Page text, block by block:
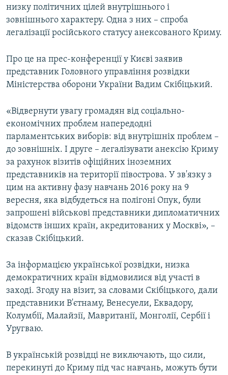
СПЕЦПРОЕКТИ
ДЕПОРТАЦІЯ
СВІДЧЕННЯ ОКУПАЦІЇ
УКРАЇНСЬКА ПРОБЛЕМА КРИМУ
ЯК ОБІЙТИ БЛОКУВАННЯ
Qırımtatar
Усі сайти RFE/RL
низку політичних цілей внутрішнього і
зовнішнього характеру. Одна з них – спроба
легалізації російського статусу анексованого Криму.
Про це на прес-конференції у Києві заявив
представник Головного управління розвідки
Міністерства оборони України Вадим Скібіцький.
«Відвернути увагу громадян від соціально-
економічних проблем напередодні
парламентських виборів: від внутрішніх проблем –
до зовнішніх. І друге – легалізувати анексію Криму
за рахунок візитів офіційних іноземних
представників на території півострова. У зв'язку з
цим на активну фазу навчань 2016 року на 9
вересня, яка відбудеться на полігоні Опук, були
запрошені військові представники дипломатичних
відомств інших країн, акредитованих у Москві», –
сказав Скібіцький.
За інформацією української розвідки, низка
демократичних країн відмовилися від участі в
заході. Згоду на візит, за словами Скібіцького, дали
представники В'єтнаму, Венесуели, Еквадору,
Колумбії, Малайзії, Мавританії, Монголії, Сербії і
Уругваю.
В українській розвідці не виключають, що сили,
перекинуті до Криму під час навчань, можуть бути